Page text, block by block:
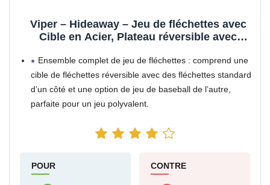
Viper – Hideaway – Jeu de fléchettes avec
Cible en Acier, Plateau réversible avec
fléchettes Inclus, Tableaux de Score à la
Craie et Finition Noire Mate
Ensemble complet de jeu de fléchettes : comprend une
cible de fléchettes réversible avec des fléchettes standard
d’un côté et une option de jeu de baseball de l’autre,
parfaite pour un jeu polyvalent.
POUR CONTRE